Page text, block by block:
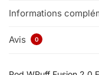
Informations
Avis 0